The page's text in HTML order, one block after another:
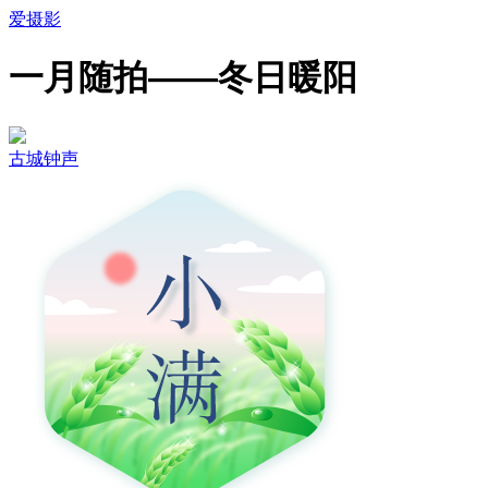
爱摄影
一月随拍——冬日暖阳
古城钟声